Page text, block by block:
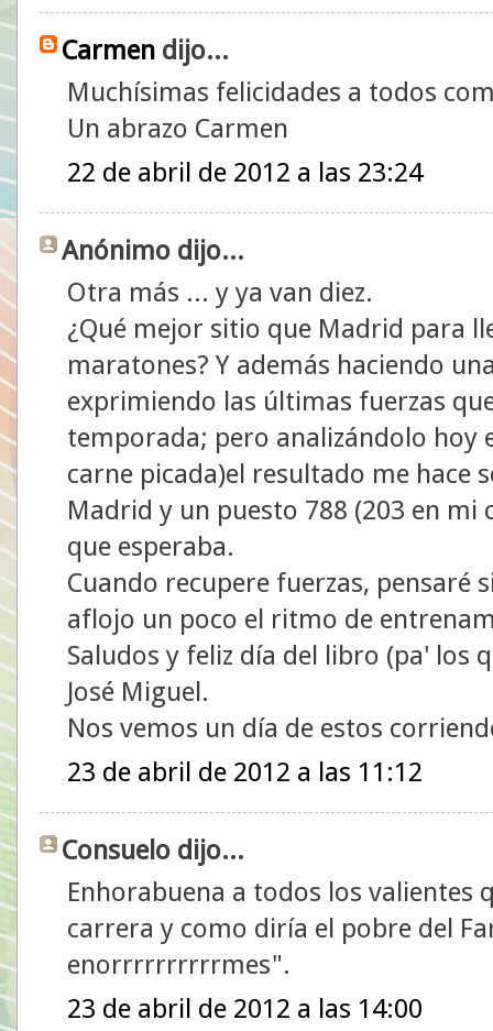
Carmen dijo...
Muchísimas felicidades a todos
Un abrazo Carmen
22 de abril de 2012 a las 23:24
Anónimo dijo...
Otra más ... y ya van diez.
¿Qué mejor sitio que Madrid para
maratones? Y además haciendo
exprimiendo las últimas fuerzas
temporada; pero analizándolo hoy
carne picada)el resultado me hace
Madrid y un puesto 788 (203 en mi
que esperaba.
Cuando recupere fuerzas, pensaré
aflojo un poco el ritmo de
Saludos y feliz día del libro (pa' los
José Miguel.
Nos vemos un día de estos
23 de abril de 2012 a las 11:12
Consuelo dijo...
Enhorabuena a todos los valientes
carrera y como diría el pobre del
enorrrrrrrrrrmes".
23 de abril de 2012 a las 14:00